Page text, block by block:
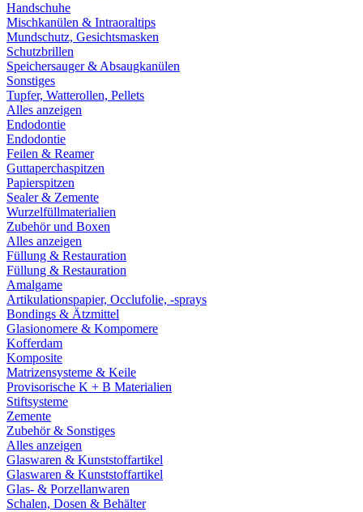
Handschuhe
Mischkanülen & Intraoraltips
Mundschutz, Gesichtsmasken
Schutzbrillen
Speichersauger & Absaugkanülen
Sonstiges
Tupfer, Watterollen, Pellets
Alles anzeigen
Endodontie
Endodontie
Feilen & Reamer
Guttaperchaspitzen
Papierspitzen
Sealer & Zemente
Wurzelfüllmaterialien
Zubehör und Boxen
Alles anzeigen
Füllung & Restauration
Füllung & Restauration
Amalgame
Artikulationspapier, Occlufolie, -sprays
Bondings & Ätzmittel
Glasionomere & Kompomere
Kofferdam
Komposite
Matrizensysteme & Keile
Provisorische K + B Materialien
Stiftsysteme
Zemente
Zubehör & Sonstiges
Alles anzeigen
Glaswaren & Kunststoffartikel
Glaswaren & Kunststoffartikel
Glas- & Porzellanwaren
Schalen, Dosen & Behälter